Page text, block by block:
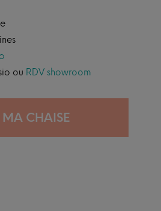
ou RDV showroom
MA CHAISE